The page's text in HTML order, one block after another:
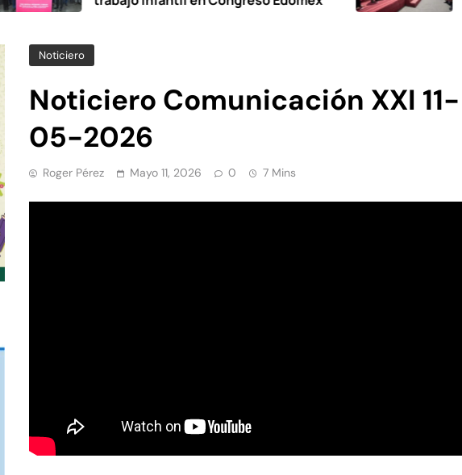
Noticiero
Noticiero Comunicación XXI 11-
05-2026
Roger Pérez Mayo 11, 2026 0 7 Mins